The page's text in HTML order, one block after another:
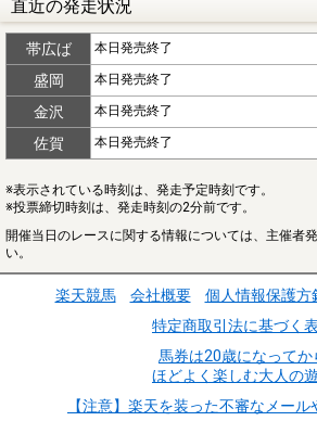
直近の発走状況
帯広ば 本日発売終了
盛岡 本日発売終了
金沢 本日発売終了
佐賀 本日発売終了
※表示されている時刻は、発走予定時刻です。
※投票締切時刻は、発走時刻の2分前です。
開催当日のレースに関する情報については、主催者
い。
楽天競馬 会社概要 個人情報保護方
特定商取引法に基づく
馬券は20歳になってか
ほどよく楽しむ大人の
【注意】楽天を装った不審なメー